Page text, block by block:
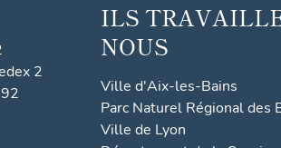
2
ILS
NOUS
Ville d'Aix-les-Bains
Parc Naturel Régional des
Ville de Lyon